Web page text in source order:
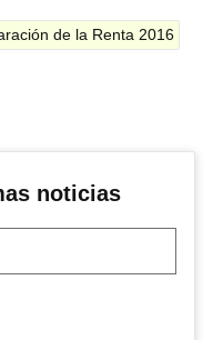
de la Renta 2016
noticias